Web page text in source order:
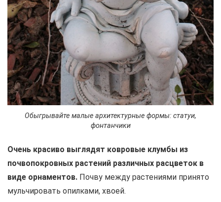
Обыгрывайте малые архитектурные формы: статуи,
фонтанчики
Очень красиво выглядят ковровые клумбы из
почвопокровных растений различных расцветок в
виде орнаментов. Почву между растениями принято
мульчировать опилками, хвоей.